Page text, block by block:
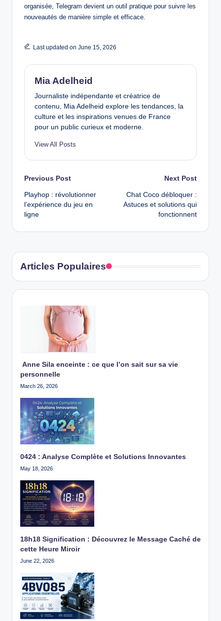
organisée, Telegram devient un outil pratique pour suivre les
nouveautés de manière simple et efficace.
Last updated on June 15, 2026
Mia Adelheid
Journaliste indépendante et créatrice de
contenu, Mia Adelheid explore les tendances, la
culture et les inspirations venues de France
pour un public curieux et moderne.
View All Posts
Post
navigation
Previous Post
Playhop : révolutionner
l’expérience du jeu en
ligne
Next Post
Chat Coco débloquer :
Astuces et solutions qui
fonctionnent
Articles Populaires
Anne Sila enceinte : ce que l’on sait sur sa vie
personnelle
March 26, 2026
0424 : Analyse Complète et Solutions Innovantes
May 18, 2026
18h18 Signification : Découvrez le Message Caché de
cette Heure Miroir
June 22, 2026